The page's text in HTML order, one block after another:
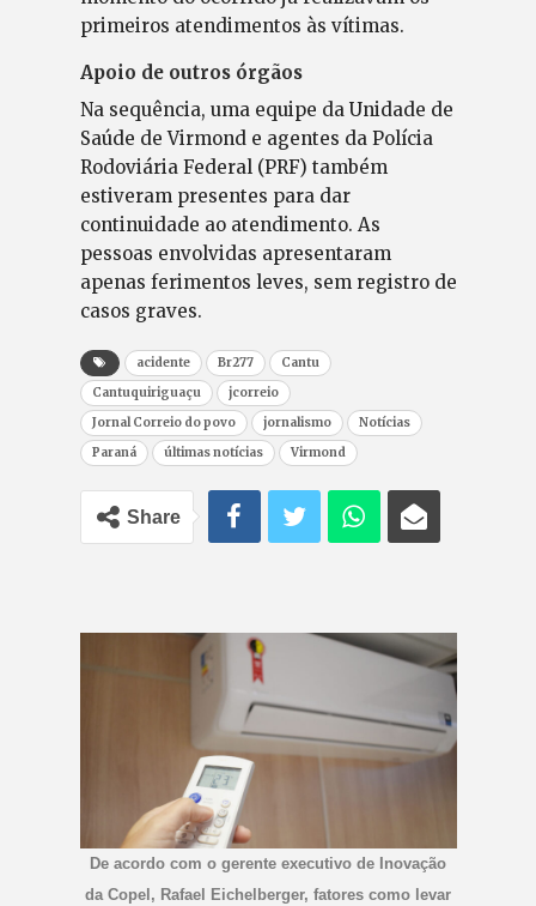
primeiros atendimentos às vítimas.
Apoio de outros órgãos
Na sequência, uma equipe da Unidade de
Saúde de Virmond e agentes da Polícia
Rodoviária Federal (PRF) também
estiveram presentes para dar
continuidade ao atendimento. As
pessoas envolvidas apresentaram
apenas ferimentos leves, sem registro de
casos graves.
acidente Br277
Cantu
Cantuquiriguaçu
jcorreio
Jornal Correio do povo
jornalismo
Notícias
Paraná
últimas notícias Virmond
Share
De acordo com o gerente executivo de Inovação
da Copel, Rafael Eichelberger, fatores como levar